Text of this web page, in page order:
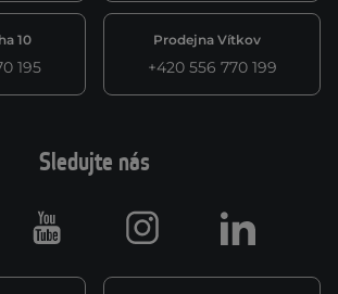
10
195
Prodejna Vítkov
+420 556 770 199
Sledujte nás
Youtube Instagram LinkedIn